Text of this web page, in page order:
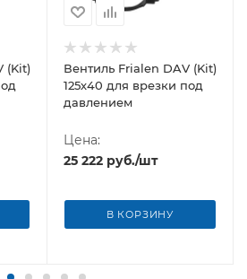
(Kit)
Вентиль Frialen DAV (Kit)
125х40 для врезки под
давлением
Цена:
25 222 руб./шт
В КОРЗИНУ